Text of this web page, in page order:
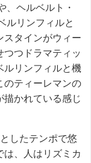
、ヘルベルト・
ルリンフィルと
タインがウィー
つドラマティッ
ルリンフィルと機
のティーレマンの
かれている感じ
したテンポで悠
、人はリズミカ